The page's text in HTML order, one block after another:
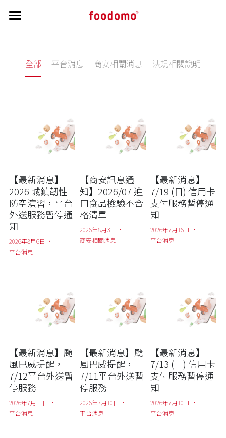
教學指南
開通流程
菜單修改
菜單審核
主視覺照說明
營業狀態與公休調整
行銷秘訣
帳務相關
訂單交付與申覆流程
負責人 / 財務資訊修改
最新消息與公告
商家洗錢防制驗證
實質受益人資訊
個人資料保護條文
搜索
全部 平台消息 商安相關消息 法規相關說明
【最新消息】
2026 城鎮韌性
防空演習，平台
外送服務暫停通
知
2026年8月6日 ·
平台消息
【商安訊息通
知】2026/07 進
口食品檢驗不合
格清單
2026年8月3日 ·
商安相關消息
【最新消息】
7/19 (日) 信用卡
支付服務暫停通
知
2026年7月16日 ·
平台消息
【最新消息】颱
風巴威提醒，
7/12平台外送暫
停服務
2026年7月11日 ·
平台消息
【最新消息】颱
風巴威提醒，
7/11平台外送暫
停服務
2026年7月10日 ·
平台消息
【最新消息】
7/13 (一) 信用卡
支付服務暫停通
知
2026年7月10日 ·
平台消息